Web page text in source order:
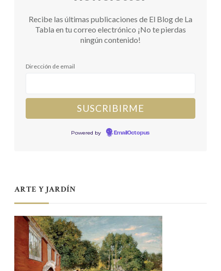
Recibe las últimas publicaciones de El Blog de La
Tabla en tu correo electrónico ¡No te pierdas
ningún contenido!
Dirección de email
Powered by EmailOctopus
ARTE Y JARDÍN